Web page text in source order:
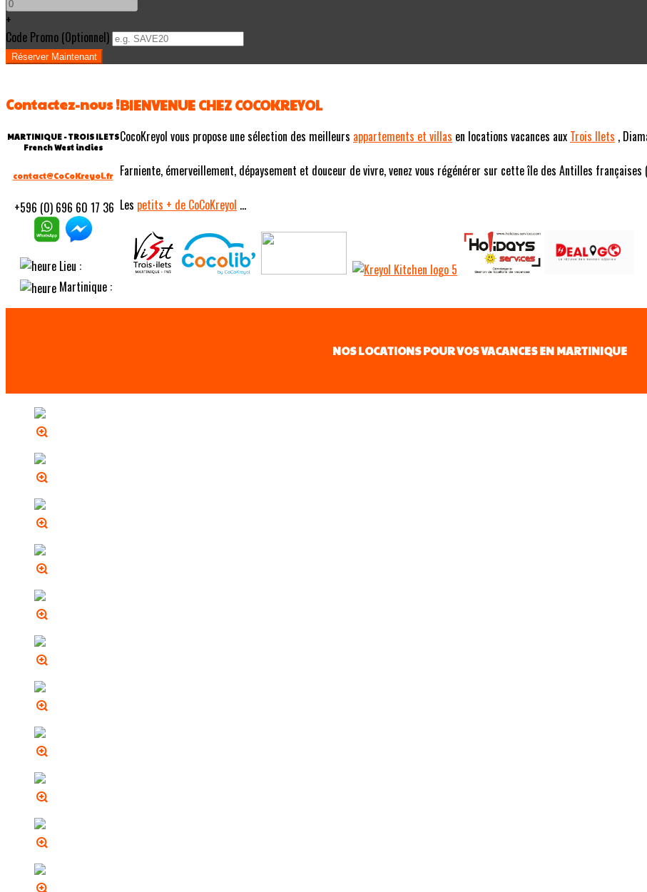
+
Code Promo (Optionnel)
Contactez-nous !
MARTINIQUE - TROIS ILETS
French West indies
contact@CoCoKreyol.fr
+596 (0) 696 60 17 36
Lieu :
Martinique :
BIENVENUE CHEZ COCOKREYOL
CocoKreyol vous propose une sélection des meilleurs appartements et villas en locations vacances aux Trois Ilets ,
Farniente, émerveillement, dépaysement et douceur de vivre, venez vous régénérer sur cette île des Antilles françaises
Les petits + de CoCoKreyol ...
NOS LOCATIONS POUR VOS VACANCES EN MARTINIQUE